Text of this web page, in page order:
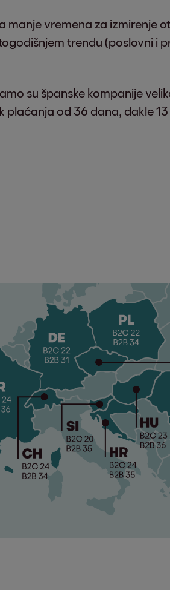
vremena za izmirenje
trendu (poslovni i
su španske kompanije
plaćanja od 36 dana, dakle